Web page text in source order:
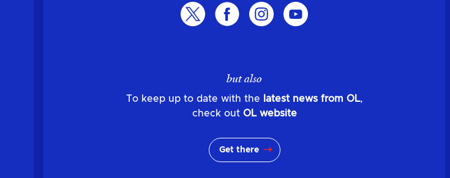
but also
To keep up to date with the latest news from OL,
check out OL website
Get there